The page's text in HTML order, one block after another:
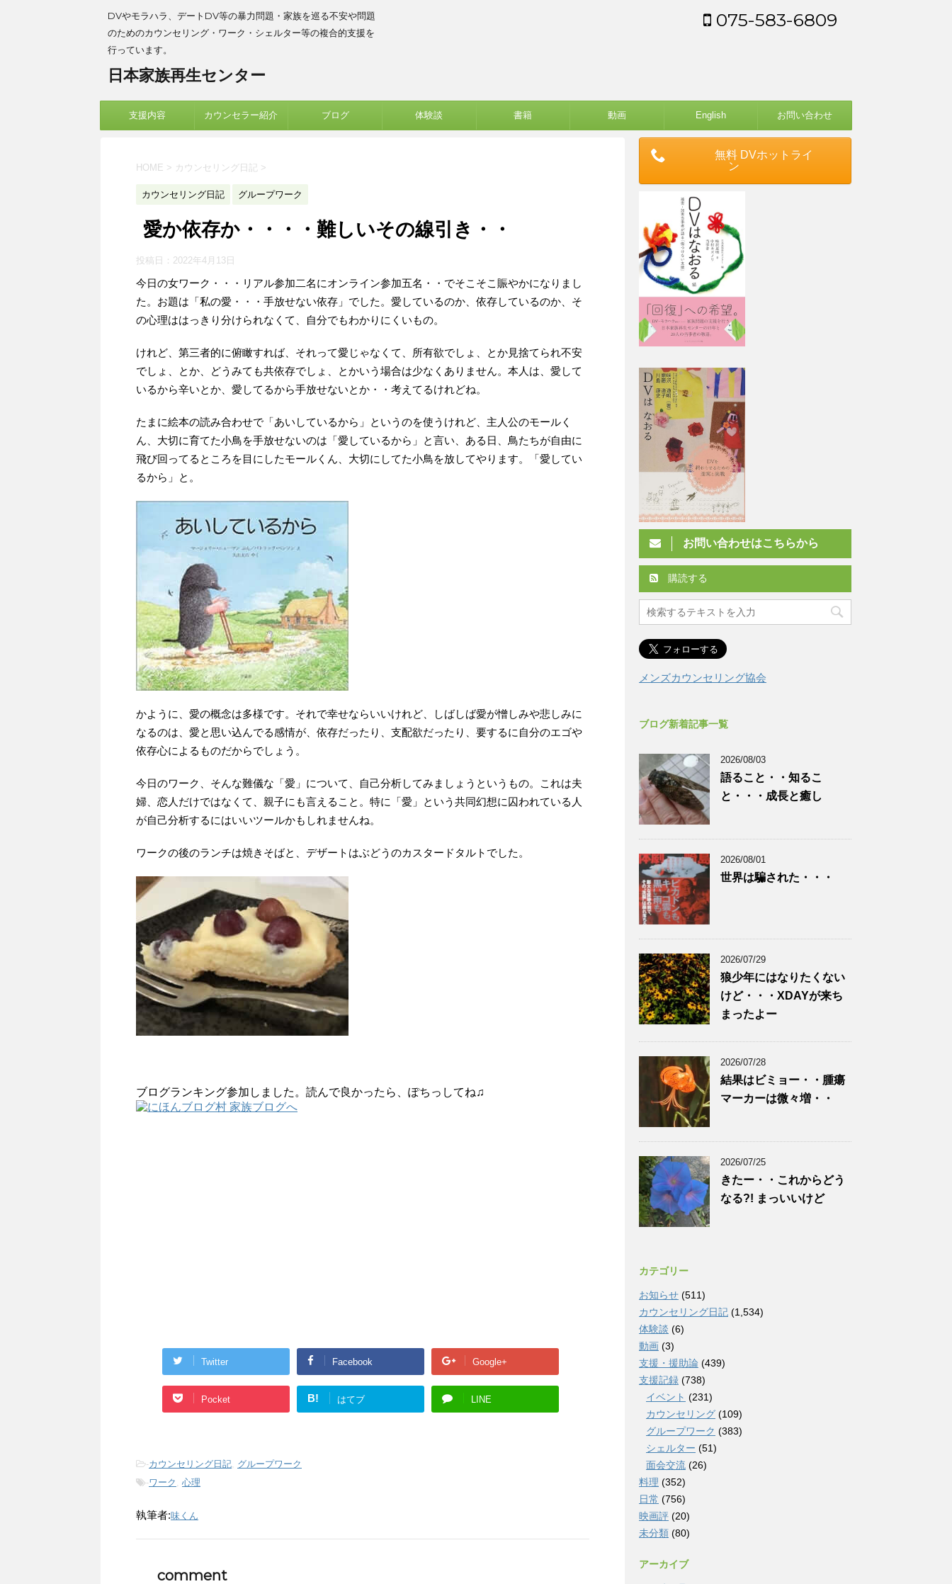
DVやモラハラ、デートDV等の暴力問題・家族を巡る不安や問題
のためのカウンセリング・ワーク・シェルター等の複合的支援を
行っています。
日本家族再生センター
075-583-6809
支援内容 カウンセラー紹介 ブログ 体験談 書籍 動画 English お問い合わせ
HOME > カウンセリング日記 >
カウンセリング日記 グループワーク
愛か依存か・・・・難しいその線引き・・
投稿日： 2022年4月13日
今日の女ワーク・・・リアル参加二名にオンライン参加五名・・でそこそこ賑やかになりまし
た。お題は「私の愛・・・手放せない依存」でした。愛しているのか、依存しているのか、そ
の心理ははっきり分けられなくて、自分でもわかりにくいもの。
けれど、第三者的に俯瞰すれば、それって愛じゃなくて、所有欲でしょ、とか見捨てられ不安
でしょ、とか、どうみても共依存でしょ、とかいう場合は少なくありません。本人は、愛して
いるから辛いとか、愛してるから手放せないとか・・考えてるけれどね。
たまに絵本の読み合わせで「あいしているから」というのを使うけれど、主人公のモールく
ん、大切に育てた小鳥を手放せないのは「愛しているから」と言い、ある日、鳥たちが自由に
飛び回ってるところを目にしたモールくん、大切にしてた小鳥を放してやります。「愛してい
るから」と。
かように、愛の概念は多様です。それで幸せならいいけれど、しばしば愛が憎しみや悲しみに
なるのは、愛と思い込んでる感情が、依存だったり、支配欲だったり、要するに自分のエゴや
依存心によるものだからでしょう。
今日のワーク、そんな難儀な「愛」について、自己分析してみましょうというもの。これは夫
婦、恋人だけではなくて、親子にも言えること。特に「愛」という共同幻想に囚われている人
が自己分析するにはいいツールかもしれませんね。
ワークの後のランチは焼きそばと、デザートはぶどうのカスタードタルトでした。
ブログランキング参加しました。読んで良かったら、ぽちっしてね♫
Twitter Facebook Google+
Pocket B! はてブ LINE
-カウンセリング日記, グループワーク
-ワーク , 心理
執筆者:味くん
comment
無料 DVホットライ
ン
お問い合わせはこちらから
購読する
メンズカウンセリング協会
ブログ新着記事一覧
2026/08/03
語ること・・知るこ
と・・・成長と癒し
2026/08/01
世界は騙された・・・
2026/07/29
狼少年にはなりたくない
けど・・・XDAYが来ち
まったよー
2026/07/28
結果はビミョー・・腫瘍
マーカーは微々増・・
2026/07/25
きたー・・これからどう
なる?! まっいいけど
カテゴリー
お知らせ (511)
カウンセリング日記 (1,534)
体験談 (6)
動画 (3)
支援・援助論 (439)
支援記録 (738)
イベント (231)
カウンセリング (109)
グループワーク (383)
シェルター (51)
面会交流 (26)
料理 (352)
日常 (756)
映画評 (20)
未分類 (80)
アーカイブ